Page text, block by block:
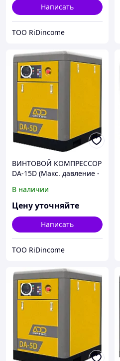
Написать
ТОО RiDincome
ВИНТОВОЙ КОМПРЕССОР
DA-15D (Макс. давление -
В наличии
Цену уточняйте
Написать
ТОО RiDincome